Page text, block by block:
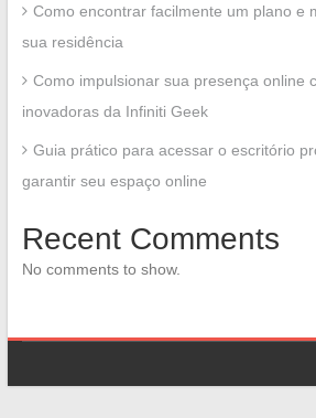
Como encontrar facilmente um plano e
sua residência
Como impulsionar sua presença online
inovadoras da Infiniti Geek
Guia prático para acessar o escritório
garantir seu espaço online
Recent Comments
No comments to show.